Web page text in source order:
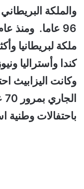
والملكة البريطاني
كندا وأستراليا
وكانت اليزابيث
باحتفالات وطنية